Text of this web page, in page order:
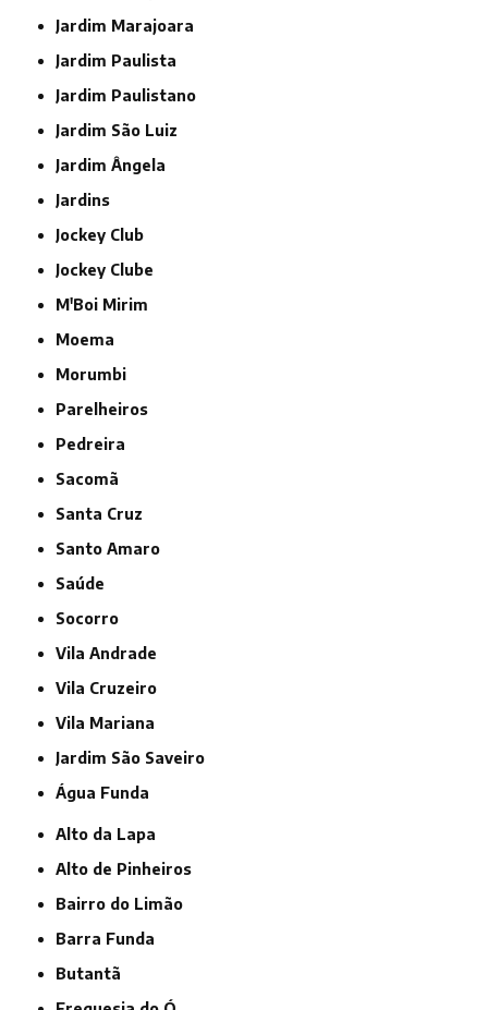
Jardim Marajoara
Jardim Paulista
Jardim Paulistano
Jardim São Luiz
Jardim Ângela
Jardins
Jockey Club
Jockey Clube
M'Boi Mirim
Moema
Morumbi
Parelheiros
Pedreira
Sacomã
Santa Cruz
Santo Amaro
Saúde
Socorro
Vila Andrade
Vila Cruzeiro
Vila Mariana
jardim São Saveiro
Água Funda
Alto da Lapa
Alto de Pinheiros
Bairro do Limão
Barra Funda
Butantã